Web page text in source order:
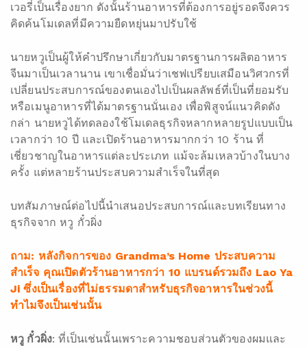
เวอรี่เป็นเรื่องยาก ดังนั้นร้านอาหารที่ต้องการอยู่รอดจึงควร
คิดค้นโมเดลที่มีความยืดหยุ่นมาปรับใช้
นายหวูเป็นผู้ให้คำปรึกษาเกี่ยวกับมาตรฐานการผลิตอาหาร
จีนมาเป็นเวลานาน เขาเชื่อมั่นว่าเชฟเปรียบเสมือนวิศวกรที่
เปลี่ยนประสบการณ์ของตนเองไปเป็นผลลัพธ์ที่เป็นที่ยอมรับ
หรือเมนูอาหารที่ได้มาตรฐานนั่นเอง เพื่อพิสูจน์แนวคิดดัง
กล่า นายหวูได้ทดลองใช้โมเดลธุรกิจหลากหลายรูปแบบเป็น
เวลากว่า 10 ปี และเปิดร้านอาหารมากกว่า 10 ร้าน ที่
เชี่ยวชาญในอาหารแต่ละประเภท แม้จะล้มเหลวบ้างในบาง
ครั้ง แต่หลายร้านประสบความสำเร็จในที่สุด
บทสัมภาษณ์ต่อไปนี้นำเสนอประสบการณ์และบทเรียนทาง
ธุรกิจจาก หวู กั๋วผิ่ง
ถาม: หลังกิจการของ Grandma’s Home ประสบความ
สำเร็จ คุณเปิดตัวร้านอาหารกว่า 10 แบรนด์รวมถึง Lao Ya
Ji ซึ่งเป็นเรื่องที่ไม่ธรรมดาสำหรับธุรกิจอาหารในช่วงนี้
ทำไมจึงเป็นเช่นนั้น
หวู กั๋วผิ่ง: ที่เป็นเช่นนั้นเพราะความชอบส่วนตัวของผมและ